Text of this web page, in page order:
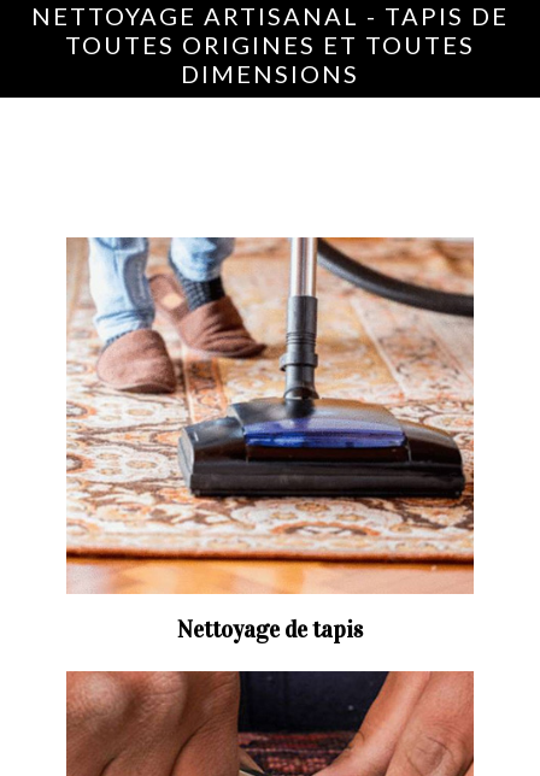
NETTOYAGE ARTISANAL - TAPIS DE
TOUTES ORIGINES ET TOUTES
DIMENSIONS
Nettoyage de tapis